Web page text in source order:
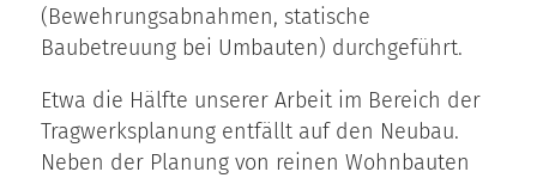
(Bewehrungsabnahmen, statische
Baubetreuung bei Umbauten) durchgeführt.
Etwa die Hälfte unserer Arbeit im Bereich der
Tragwerksplanung entfällt auf den Neubau.
Neben der Planung von reinen Wohnbauten